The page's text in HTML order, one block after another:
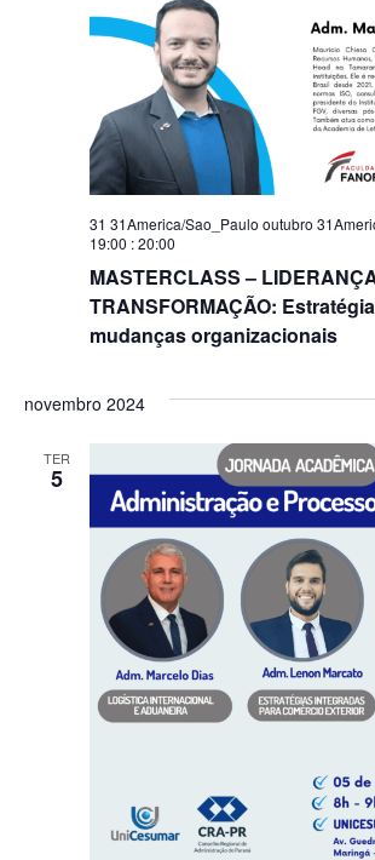
MASTERCLASS –
TRANSFORMAÇÃO:
mudanças organizacionais
31 31America/Sao_Paulo outubro
19:00 :20:00
novembro 2024
TER
5